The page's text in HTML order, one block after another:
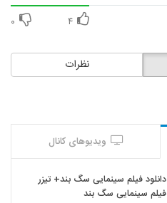
۴ ۰
نظرات
ویدیوهای کانال
دانلود فیلم سینمایی سگ بند+ تیزر
فیلم سینمایی سگ بند